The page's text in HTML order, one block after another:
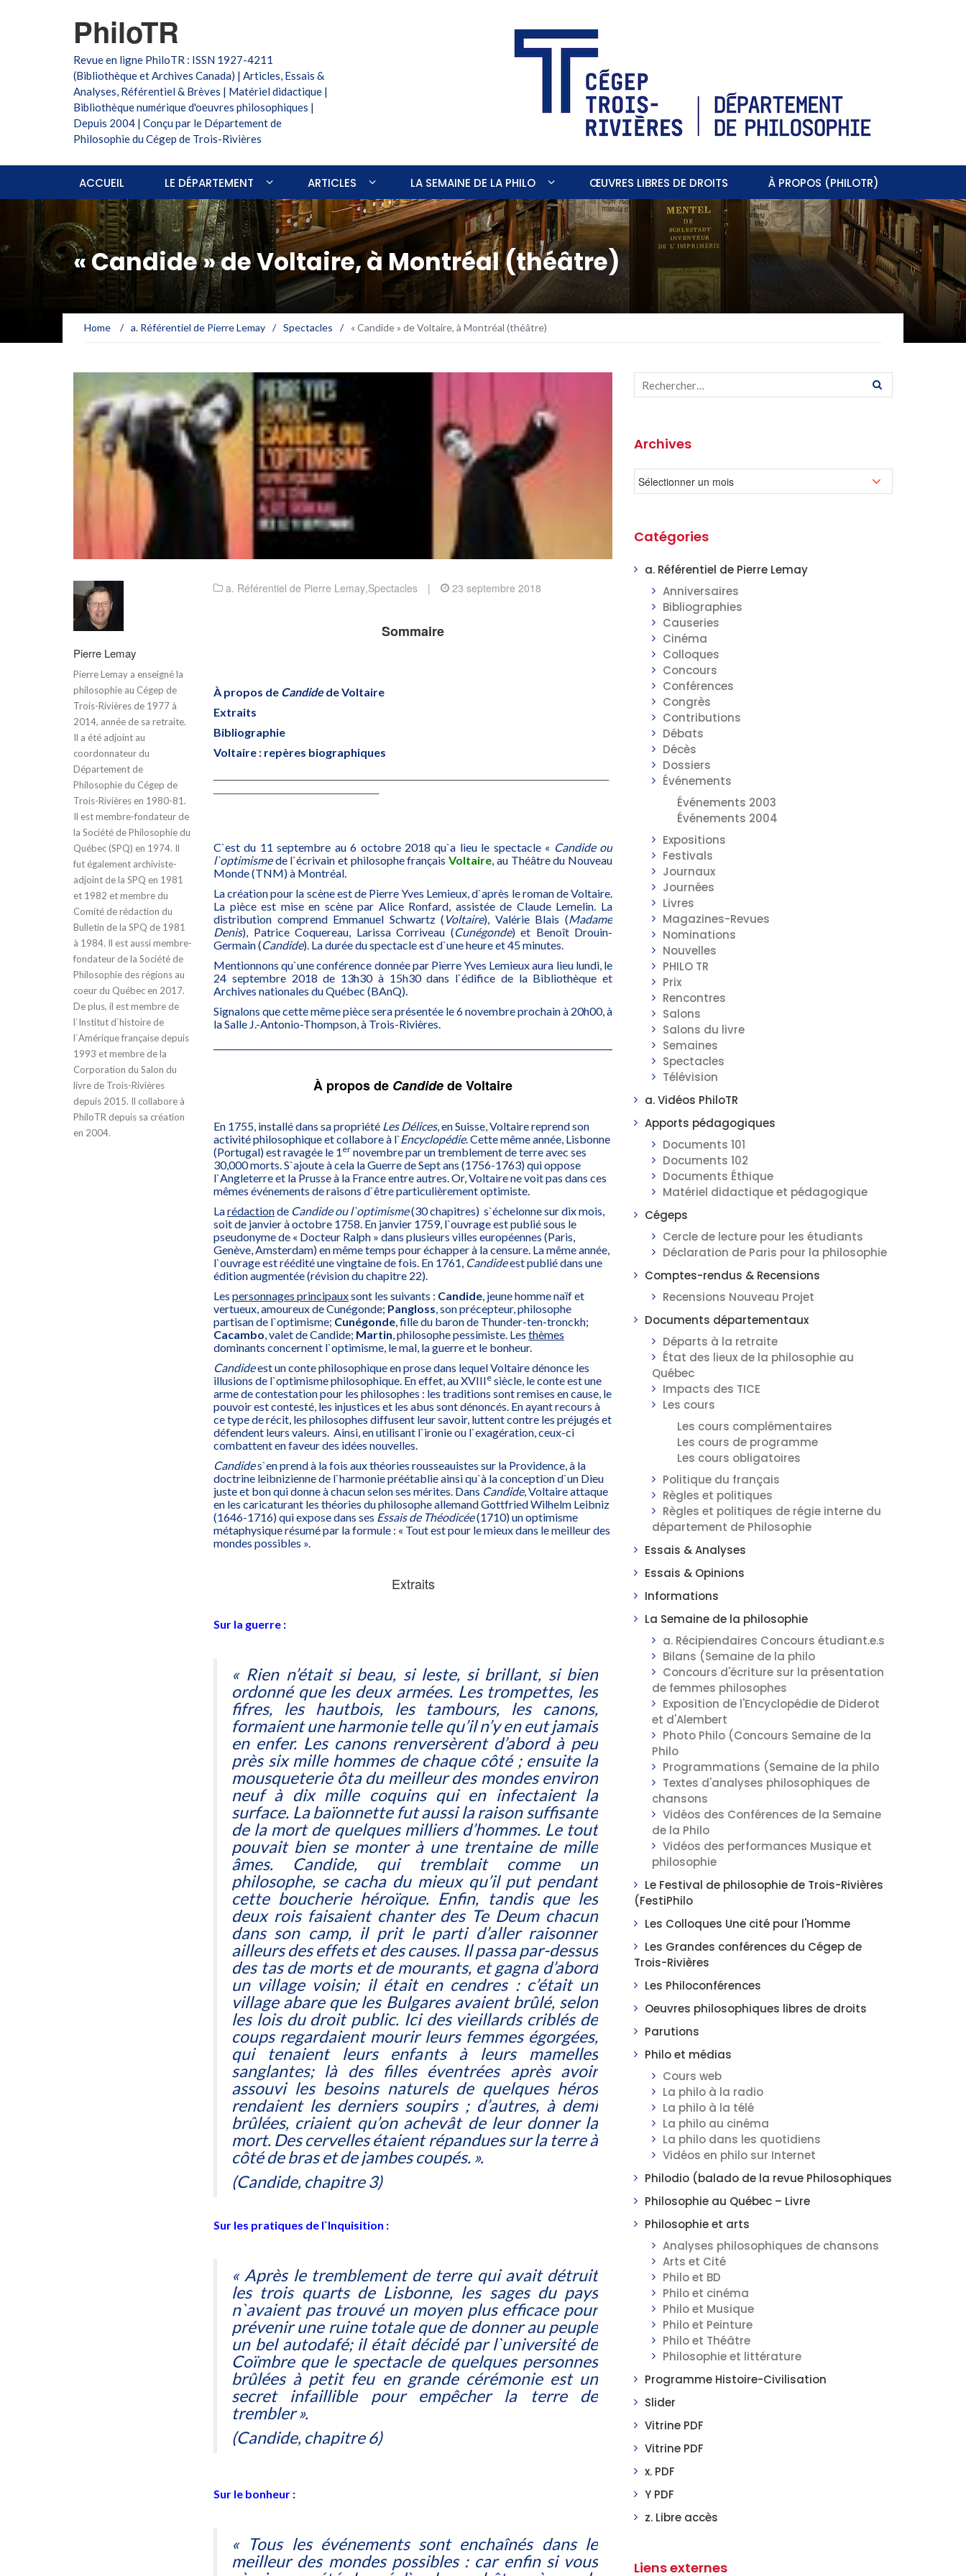
PhiloTR
Revue en ligne PhiloTR : ISSN 1927-4211
(Bibliothèque et Archives Canada) | Articles, Essais &
Analyses, Référentiel & Brèves | Matériel didactique |
Bibliothèque numérique d'oeuvres philosophiques |
Depuis 2004 | Conçu par le Département de
Philosophie du Cégep de Trois-Rivières
ACCUEIL LE DÉPARTEMENT ARTICLES LA SEMAINE DE LA PHILO ŒUVRES LIBRES DE DROITS À PROPOS (PHILOTR)
« Candide » de Voltaire, à Montréal (théâtre)
Home / a. Référentiel de Pierre Lemay / Spectacles / « Candide » de Voltaire, à Montréal (théâtre)
Pierre Lemay
Pierre Lemay a enseigné la
philosophie au Cégep de
Trois-Rivières de 1977 à
2014, année de sa retraite.
Il a été adjoint au
coordonnateur du
Département de
Philosophie du Cégep de
Trois-Rivières en 1980-81.
Il est membre-fondateur de
la Société de Philosophie du
Québec (SPQ) en 1974. Il
fut également archiviste-
adjoint de la SPQ en 1981
et 1982 et membre du
Comité de rédaction du
Bulletin de la SPQ de 1981
à 1984. Il est aussi membre-
fondateur de la Société de
Philosophie des régions au
coeur du Québec en 2017.
De plus, il est membre de
l`Institut d`histoire de
l`Amérique française depuis
1993 et membre de la
Corporation du Salon du
livre de Trois-Rivières
depuis 2015. Il collabore à
PhiloTR depuis sa création
en 2004.
a. Référentiel de Pierre Lemay,Spectacles | 23 septembre 2018
Sommaire
À propos de Candidede Voltaire
Extraits
Bibliographie
Voltaire : repères biographiques
_______________________
C`est du 11 septembre au 6 octobre 2018 qu`a lieu le spectacle « Candide ou
l`optimismede l`écrivain et philosophe français Voltaire, au Théâtre du Nouveau
Monde (TNM) à Montréal.
La création pour la scène est de Pierre Yves Lemieux, d`après le roman de Voltaire.
La pièce est mise en scène par Alice Ronfard, assistée de Claude Lemelin. La
distribution comprend Emmanuel Schwartz ( Voltaire), Valérie Blais (Madame
Denis), Patrice Coquereau, Larissa Corriveau (Cunégonde) et Benoît Drouin-
Germain (Candide). La durée du spectacle est d`une heure et 45 minutes.
Mentionnons qu`une conférence donnée par Pierre Yves Lemieux aura lieu lundi, le
24 septembre 2018 de 13h30 à 15h30 dans l`édifice de la Bibliothèque et
Archives nationales du Québec (BAnQ).
Signalons que cette même pièce sera présentée le 6 novembre prochain à 20h00, à
la Salle J.-Antonio-Thompson, à Trois-Rivières.
_________________________________________________________________________________________________________
À propos de Candidede Voltaire
En 1755, installé dans sa propriété Les Délices, en Suisse, Voltaire reprend son
activité philosophique et collabore à l`Encyclopédie. Cette même année, Lisbonne
(Portugal) est ravagée le 1 er novembre par un tremblement de terre avec ses
30,000 morts. S`ajoute à cela la Guerre de Sept ans (1756-1763) qui oppose
l`Angleterre et la Prusse à la France entre autres. Or, Voltaire ne voit pas dans ces
mêmes événements de raisons d`être particulièrement optimiste.
Larédactionde Candide ou l`optimisme(30 chapitres) s`échelonne sur dix mois,
soit de janvier à octobre 1758. En janvier 1759, l`ouvrage est publié sous le
pseudonyme de « Docteur Ralph » dans plusieurs villes européennes (Paris,
Genève, Amsterdam) en même temps pour échapper à la censure. La même année,
l`ouvrage est réédité une vingtaine de fois. En 1761, Candideest publié dans une
édition augmentée (révision du chapitre 22).
Les personnages principauxsont les suivants : Candide, jeune homme naïf et
vertueux, amoureux de Cunégonde; Pangloss, son précepteur, philosophe
partisan de l`optimisme; Cunégonde, fille du baron de Thunder-ten-tronckh;
Cacambo, valet de Candide; Martin, philosophe pessimiste. Les thèmes
dominants concernent l`optimisme, le mal, la guerre et le bonheur.
Candideest un conte philosophique en prose dans lequel Voltaire dénonce les
illusions de l`optimisme philosophique. En effet, au XVIIIe siècle, le conte est une
arme de contestation pour les philosophes : les traditions sont remises en cause, le
pouvoir est contesté, les injustices et les abus sont dénoncés. En ayant recours à
ce type de récit, les philosophes diffusent leur savoir, luttent contre les préjugés et
défendent leurs valeurs. Ainsi, en utilisant l`ironie ou l`exagération, ceux-ci
combattent en faveur des idées nouvelles.
Candides`en prend à la fois aux théories rousseauistes sur la Providence, à la
doctrine leibnizienne de l`harmonie préétablie ainsi qu`à la conception d`un Dieu
juste et bon qui donne à chacun selon ses mérites. Dans Candide, Voltaire attaque
en les caricaturant les théories du philosophe allemand Gottfried Wilhelm Leibniz
(1646-1716) qui expose dans ses Essais de Théodicée(1710) un optimisme
métaphysique résumé par la formule : « Tout est pour le mieux dans le meilleur des
mondes possibles ».
Extraits
Sur la guerre :
« Rien n’était si beau, si leste, si brillant, si bien
ordonné que les deux armées. Les trompettes, les
fifres, les hautbois, les tambours, les canons,
formaient une harmonie telle qu’il n’y en eut jamais
en enfer. Les canons renversèrent d’abord à peu
près six mille hommes de chaque côté ; ensuite la
mousqueterie ôta du meilleur des mondes environ
neuf à dix mille coquins qui en infectaient la
surface. La baïonnette fut aussi la raison suffisante
de la mort de quelques milliers d’hommes. Le tout
pouvait bien se monter à une trentaine de mille
âmes. Candide, qui tremblait comme un
philosophe, se cacha du mieux qu’il put pendant
cette boucherie héroïque. Enfin, tandis que les
deux rois faisaient chanter des Te Deumchacun
dans son camp, il prit le parti d’aller raisonner
ailleurs des effets et des causes. Il passa par-dessus
des tas de morts et de mourants, et gagna d’abord
un village voisin; il était en cendres : c’était un
village abare que les Bulgares avaient brûlé, selon
les lois du droit public. Ici des vieillards criblés de
coups regardaient mourir leurs femmes égorgées,
qui tenaient leurs enfants à leurs mamelles
sanglantes; là des filles éventrées après avoir
assouvi les besoins naturels de quelques héros
rendaient les derniers soupirs ; d’autres, à demi
brûlées, criaient qu’on achevât de leur donner la
mort. Des cervelles étaient répandues sur la terre à
côté de bras et de jambes coupés. ».
(Candide, chapitre 3)
Sur les pratiques de l`Inquisition :
« Après le tremblement de terre qui avait détruit
les trois quarts de Lisbonne, les sages du pays
n`avaient pas trouvé un moyen plus efficace pour
prévenir une ruine totale que de donner au peuple
un bel autodafé; il était décidé par l`université de
Coïmbre que le spectacle de quelques personnes
brûlées à petit feu en grande cérémonie est un
secret infaillible pour empêcher la terre de
trembler ».
(Candide, chapitre 6)
Sur le bonheur :
« Tous les événements sont enchaînés dans le
meilleur des mondes possibles : car enfin si vous
Archives
Catégories
a. Référentiel de Pierre Lemay
Anniversaires
Bibliographies
Causeries
Cinéma
Colloques
Concours
Conférences
Congrès
Contributions
Débats
Décès
Dossiers
Événements
Événements 2003
Événements 2004
Expositions
Festivals
Journaux
Journées
Livres
Magazines-Revues
Nominations
Nouvelles
PHILO TR
Prix
Rencontres
Salons
Salons du livre
Semaines
Spectacles
Télévision
a. Vidéos PhiloTR
Apports pédagogiques
Documents 101
Documents 102
Documents Éthique
Matériel didactique et pédagogique
Cégeps
Cercle de lecture pour les étudiants
Déclaration de Paris pour la philosophie
Comptes-rendus & Recensions
Recensions Nouveau Projet
Documents départementaux
Départs à la retraite
État des lieux de la philosophie au
Québec
Impacts des TICE
Les cours
Les cours complémentaires
Les cours de programme
Les cours obligatoires
Politique du français
Règles et politiques
Règles et politiques de régie interne du
département de Philosophie
Essais & Analyses
Essais & Opinions
Informations
La Semaine de la philosophie
a. Récipiendaires Concours étudiant.e.s
Bilans (Semaine de la philo
Concours d'écriture sur la présentation
de femmes philosophes
Exposition de l'Encyclopédie de Diderot
et d'Alembert
Photo Philo (Concours Semaine de la
Philo
Programmations (Semaine de la philo
Textes d'analyses philosophiques de
chansons
Vidéos des Conférences de la Semaine
de la Philo
Vidéos des performances Musique et
philosophie
Le Festival de philosophie de Trois-Rivières
(FestiPhilo
Les Colloques Une cité pour l'Homme
Les Grandes conférences du Cégep de
Trois-Rivières
Les Philoconférences
Oeuvres philosophiques libres de droits
Parutions
Philo et médias
Cours web
La philo à la radio
La philo à la télé
La philo au cinéma
La philo dans les quotidiens
Vidéos en philo sur Internet
Philodio (balado de la revue Philosophiques
Philosophie au Québec – Livre
Philosophie et arts
Analyses philosophiques de chansons
Arts et Cité
Philo et BD
Philo et cinéma
Philo et Musique
Philo et Peinture
Philo et Théâtre
Philosophie et littérature
Programme Histoire-Civilisation
Slider
Vitrine PDF
Vitrine PDF
x. PDF
Y PDF
z. Libre accès
Liens externes